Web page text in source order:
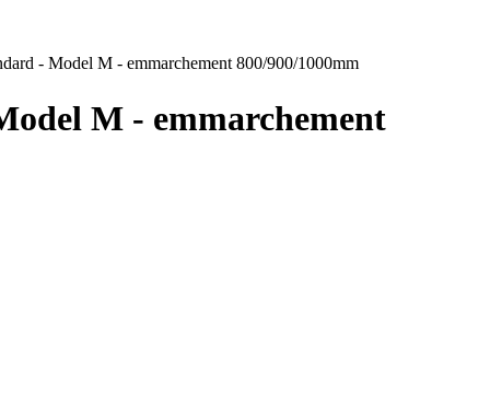
- Model M - emmarchement 800/900/1000mm
M - emmarchement